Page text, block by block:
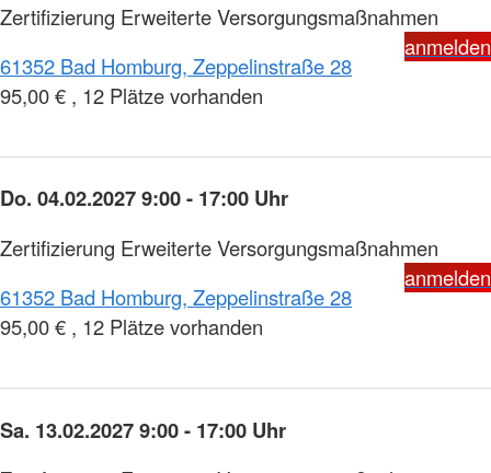
Zertifizierung Erweiterte Versorgungsmaßnahmen
anmelden
61352 Bad Homburg, Zeppelinstraße 28
95,00 € , 12 Plätze vorhanden
Do. 04.02.2027 9:00 - 17:00 Uhr
Zertifizierung Erweiterte Versorgungsmaßnahmen
anmelden
61352 Bad Homburg, Zeppelinstraße 28
95,00 € , 12 Plätze vorhanden
Sa. 13.02.2027 9:00 - 17:00 Uhr